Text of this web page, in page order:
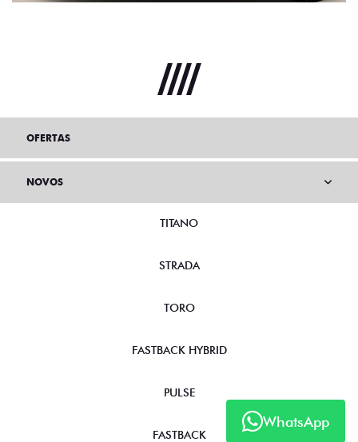
WhatsApp
OFERTAS
NOVOS
TITANO
STRADA
TORO
FASTBACK HYBRID
PULSE
FASTBACK